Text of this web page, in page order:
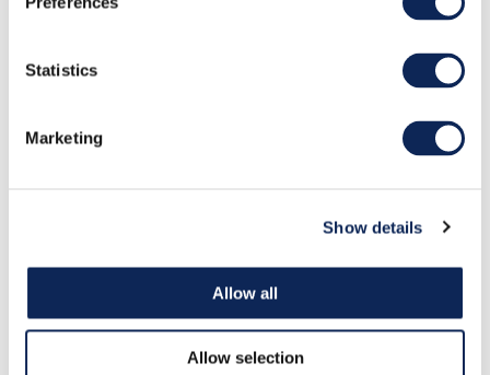
Statistics
Marketing
Show details
Allow all
Allow selection
Forrige Neste